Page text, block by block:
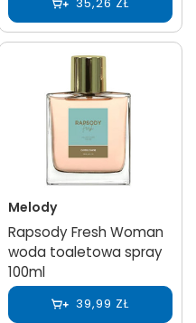
35,26 ZŁ
Melody
Rapsody Fresh Woman
woda toaletowa spray
100ml
39,99 ZŁ